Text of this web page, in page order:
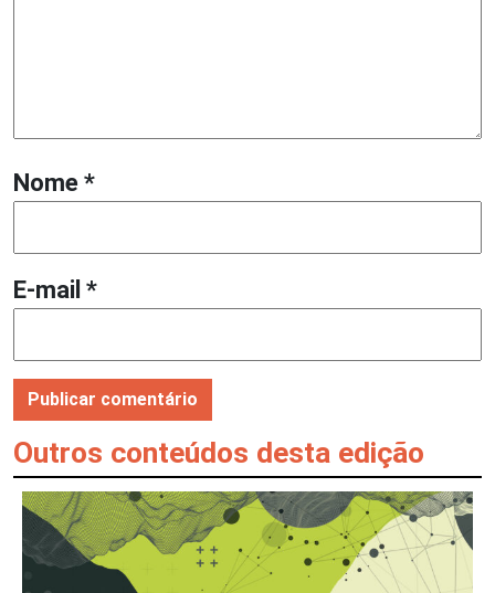
Nome *
E-mail *
Outros conteúdos desta edição